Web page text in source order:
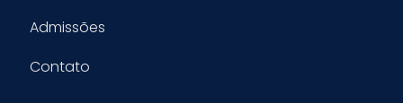
Admissões
Contato